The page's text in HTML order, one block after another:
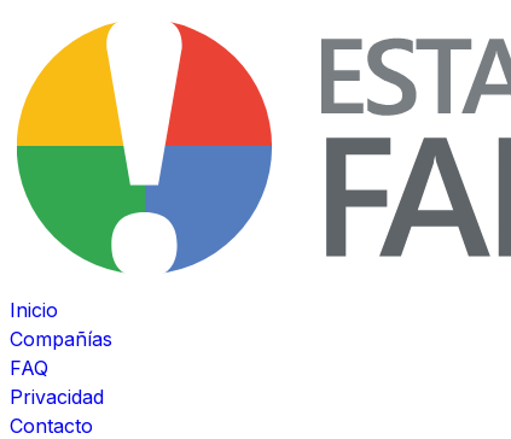
Inicio
Compañías
FAQ
Privacidad
Contacto